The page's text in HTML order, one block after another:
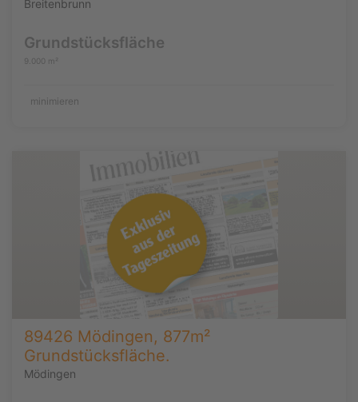
Breitenbrunn
Grundstücksfläche
9.000 m²
minimieren
89426 Mödingen, 877m²
Grundstücksfläche.
Mödingen